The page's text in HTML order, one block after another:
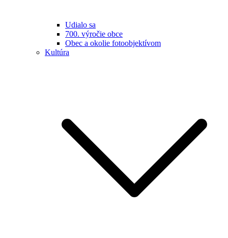
Udialo sa
700. výročie obce
Obec a okolie fotoobjektívom
Kultúra